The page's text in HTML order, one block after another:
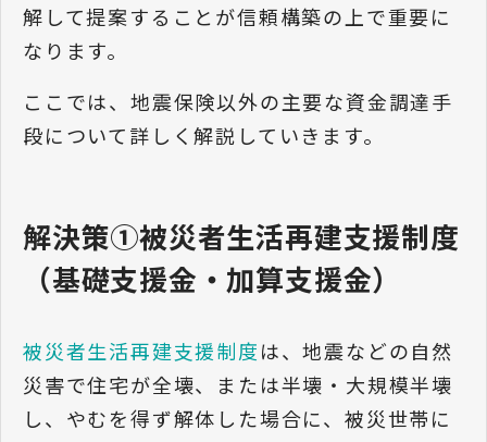
解して提案することが信頼構築の上で重要に
なります。
ここでは、地震保険以外の主要な資金調達手
段について詳しく解説していきます。
解決策①被災者生活再建支援制度
（基礎支援金・加算支援金）
被災者生活再建支援制度は、地震などの自然
災害で住宅が全壊、または半壊・大規模半壊
し、やむを得ず解体した場合に、被災世帯に